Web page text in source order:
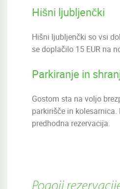
Hišni ljubljenčki
Hišni ljubljenčki so vsi
se doplačilo 15 EUR na
Parkiranje in
Gostom sta na voljo
parkirišče in kolesarnica.
predhodna rezervacija.